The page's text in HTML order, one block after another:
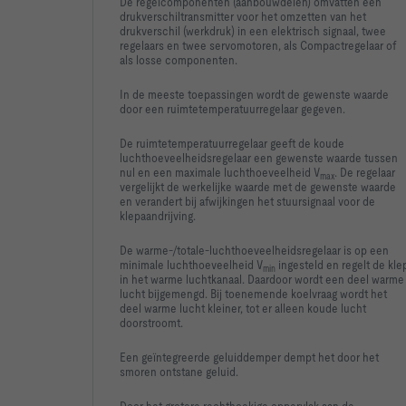
-   Inert to the growth of fungus and bacteria
-   Room end suitable for the connection of ducts
Spigot with lip seal on both sides
drukverschiltransmitter voor het omzetten van het
drukverschil (werkdruk) in een elektrisch signaal, twee
regelaars en twee servomotoren, als Compactregelaar of
als losse componenten.
In de meeste toepassingen wordt de gewenste waarde
door een ruimtetemperatuurregelaar gegeven.
De ruimtetemperatuurregelaar geeft de koude
luchthoeveelheidsregelaar een gewenste waarde tussen
nul en een maximale luchthoeveelheid Vmax. De regelaar
vergelijkt de werkelijke waarde met de gewenste waarde
en verandert bij afwijkingen het stuursignaal voor de
klepaandrijving.
De warme-/totale-luchthoeveelheidsregelaar is op een
minimale luchthoeveelheid Vmin ingesteld en regelt de
in het warme luchtkanaal. Daardoor wordt een deel warme
lucht bijgemengd. Bij toenemende koelvraag wordt het
deel warme lucht kleiner, tot er alleen koude lucht
doorstroomt.
Een geïntegreerde geluiddemper dempt het door het
smoren ontstane geluid.